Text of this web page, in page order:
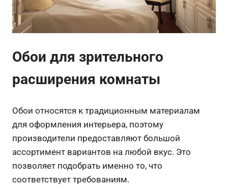
Обои для зрительного
расширения комнаты
Обои относятся к традиционным материалам
для оформления интерьера, поэтому
производители предоставляют большой
ассортимент вариантов на любой вкус. Это
позволяет подобрать именно то, что
соответствует требованиям.